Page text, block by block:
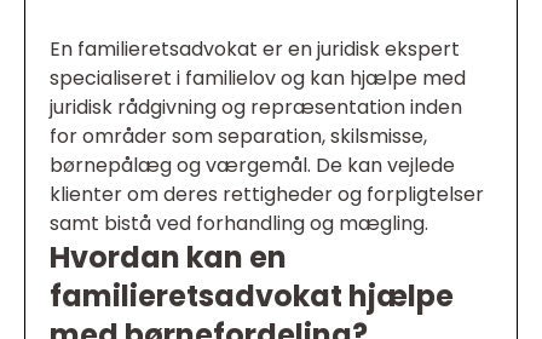
En familieretsadvokat er en juridisk ekspert
specialiseret i familielov og kan hjælpe med
juridisk rådgivning og repræsentation inden
for områder som separation, skilsmisse,
børnepålæg og værgemål. De kan vejlede
klienter om deres rettigheder og forpligtelser
samt bistå ved forhandling og mægling.
Hvordan kan en
familieretsadvokat hjælpe